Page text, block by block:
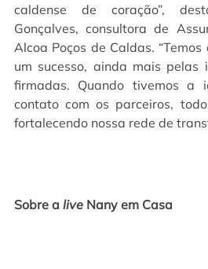
caldense de coração”,
Gonçalves, consultora de
Alcoa Poços de Caldas.
um sucesso, ainda mais pelas
firmadas. Quando tivemos a
contato com os parceiros,
fortalecendo nossa rede de
Sobre a liveNany em Casa